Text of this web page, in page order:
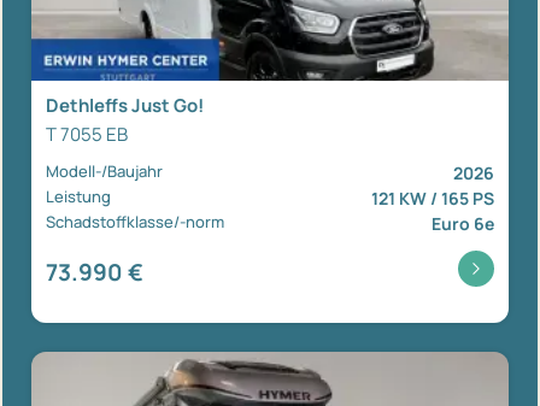
Dethleffs Just Go!
T 7055 EB
Modell-/Baujahr 2026
Leistung 121 KW / 165 PS
Schadstoffklasse/-norm Euro 6e
73.990 €